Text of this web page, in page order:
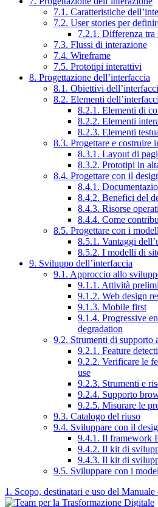
7.1. Caratteristiche
7.2. User stories per
7.2.1. Differenza tra
7.3. Flussi di interazione
7.4. Wireframe
7.5. Prototipi interattivi
8. Progettazione dell’interfaccia
8.1. Obiettivi
8.2. Elementi
8.2.1. Elementi di
8.2.2. Elementi
8.2.3. Elementi
8.3. Progettare e costruire
8.3.1. Layout di
8.3.2. Prototipi in
8.4. Progettare con il
8.4.1.
8.4.2. Benefici del
8.4.3. Risorse
8.4.4. Come
8.5. Progettare con i
8.5.1. Vantaggi
8.5.2. I modelli di
9. Sviluppo dell’interfaccia
9.1. Approccio allo
9.1.1. Attività
9.1.2. Web design
9.1.3. Mobile first
9.1.4. Progressive
degradation
9.2. Strumenti di supporto
9.2.1. Feature
9.2.2. Verificare le
use
9.2.3. Strumenti e
9.2.4. Supporto
9.2.5. Misurare le
9.3. Catalogo del riuso
9.4. Sviluppare con il
9.4.1. Il framework
9.4.2. Il kit di
9.4.3. Il kit di
9.5. Sviluppare con i
1. Scopo, destinatari e uso del